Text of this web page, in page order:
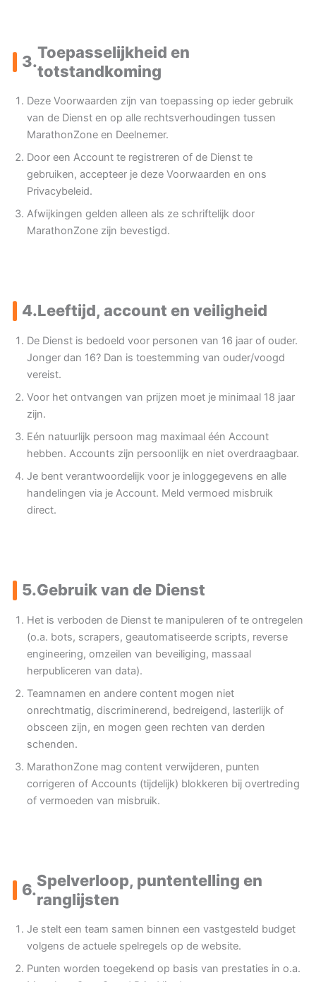
3.
Toepasselijkheid en
totstandkoming
Deze Voorwaarden zijn van toepassing op ieder gebruik
van de Dienst en op alle rechtsverhoudingen tussen
MarathonZone en Deelnemer.
Door een Account te registreren of de Dienst te
gebruiken, accepteer je deze Voorwaarden en ons
Privacybeleid.
Afwijkingen gelden alleen als ze schriftelijk door
MarathonZone zijn bevestigd.
4.Leeftijd, account en veiligheid
De Dienst is bedoeld voor personen van 16 jaar of ouder.
Jonger dan 16? Dan is toestemming van ouder/voogd
vereist.
Voor het ontvangen van prijzen moet je minimaal 18 jaar
zijn.
Eén natuurlijk persoon mag maximaal één Account
hebben. Accounts zijn persoonlijk en niet overdraagbaar.
Je bent verantwoordelijk voor je inloggegevens en alle
handelingen via je Account. Meld vermoed misbruik
direct.
5.Gebruik van de Dienst
Het is verboden de Dienst te manipuleren of te ontregelen
(o.a. bots, scrapers, geautomatiseerde scripts, reverse
engineering, omzeilen van beveiliging, massaal
herpubliceren van data).
Teamnamen en andere content mogen niet
onrechtmatig, discriminerend, bedreigend, lasterlijk of
obsceen zijn, en mogen geen rechten van derden
schenden.
MarathonZone mag content verwijderen, punten
corrigeren of Accounts (tijdelijk) blokkeren bij overtreding
of vermoeden van misbruik.
6.
Spelverloop, puntentelling en
ranglijsten
Je stelt een team samen binnen een vastgesteld budget
volgens de actuele spelregels op de website.
Punten worden toegekend op basis van prestaties in o.a.